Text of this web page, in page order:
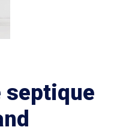
septique